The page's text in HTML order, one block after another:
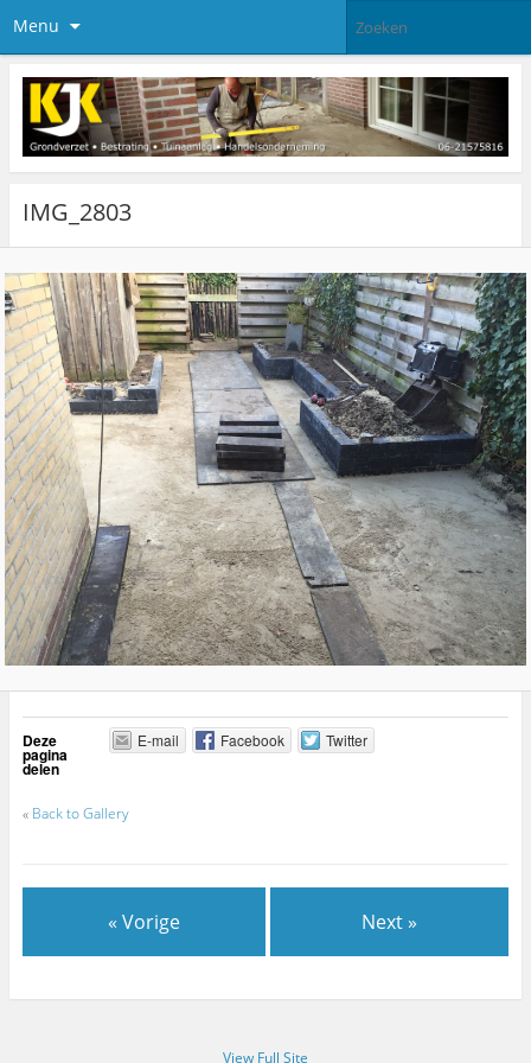
Menu
IMG_2803
Deze
pagina
delen
E-mail Facebook Twitter
« Back to Gallery
« Vorige Next »
View Full Site